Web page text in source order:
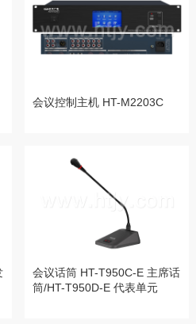
会议控制主机 HT-M2203C
会议话筒 HT-T950C-E 主席话
筒/HT-T950D-E 代表单元